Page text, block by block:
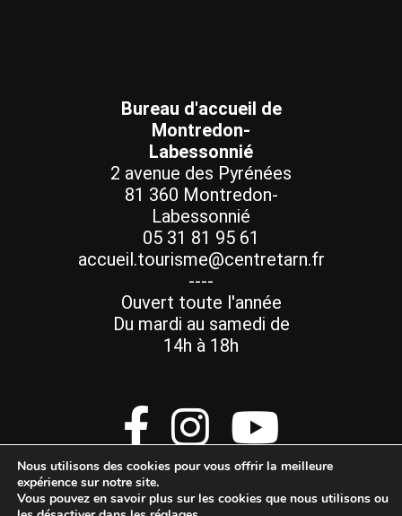
Bureau d'accueil de
Montredon-
Labessonnié
2 avenue des Pyrénées
81 360 Montredon-
Labessonnié
05 31 81 95 61
accueil.tourisme@centretarn.fr
----
Ouvert toute l'année
Du mardi au samedi de
14h à 18h
Nous utilisons des cookies pour vous offrir la meilleure
expérience sur notre site.
Vous pouvez en savoir plus sur les cookies que nous utilisons ou